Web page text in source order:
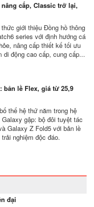
cấp, Classic trở lại,
giới thiệu Đồng hồ thông
series với định hướng cá
nâng cấp thiết kế tối ưu
di động cao cấp, cung cấp...
bản lề Flex, giá từ 25,9
thế hệ thứ năm trong hệ
gập: bộ đôi tuyệt tác
Galaxy Z Fold5 với bản lề
nghiệm độc đáo.
đại